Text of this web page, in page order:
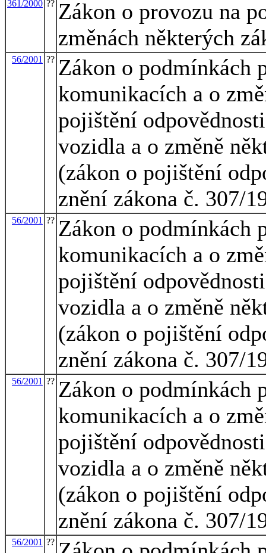
361/2000 ?? Zákon o provozu na
změnách některých
56/2001 ?? Zákon o podmínkách
komunikacích a o
pojištění
vozidla a o změně
(zákon o pojištění
znění zákona č. 307/
56/2001 ?? Zákon o podmínkách
komunikacích a o
pojištění
vozidla a o změně
(zákon o pojištění
znění zákona č. 307/
56/2001 ?? Zákon o podmínkách
komunikacích a o
pojištění
vozidla a o změně
(zákon o pojištění
znění zákona č. 307/
56/2001 ??